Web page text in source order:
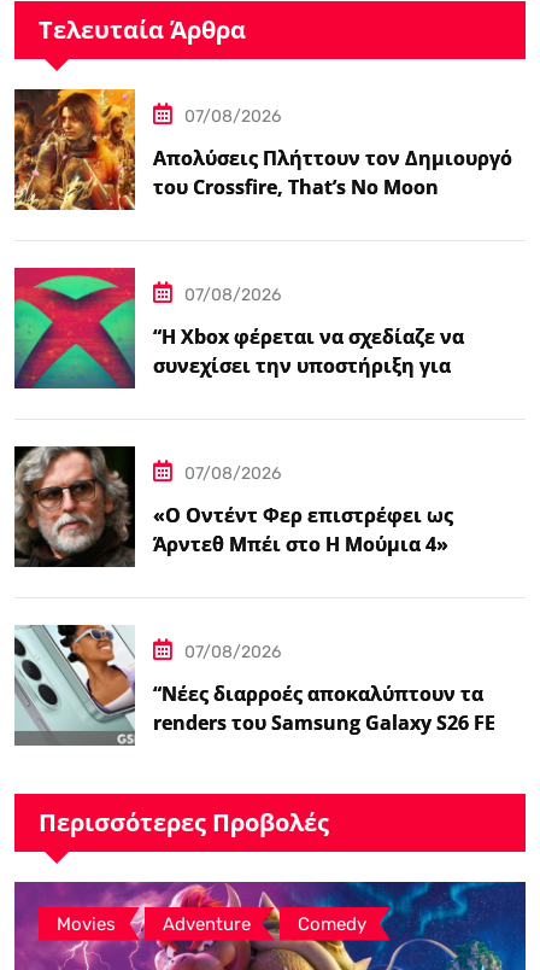
Τελευταία Άρθρα
07/08/2026
Απολύσεις Πλήττουν τον Δημιουργό
του Crossfire, That’s No Moon
07/08/2026
“Η Xbox φέρεται να σχεδίαζε να
συνεχίσει την υποστήριξη για
‘Επαναφορά'”
07/08/2026
«Ο Οντέντ Φερ επιστρέφει ως
Άρντεθ Μπέι στο Η Μούμια 4»
07/08/2026
“Νέες διαρροές αποκαλύπτουν τα
renders του Samsung Galaxy S26 FE
Περισσότερες Προβολές
Movies , Adventure , Comedy